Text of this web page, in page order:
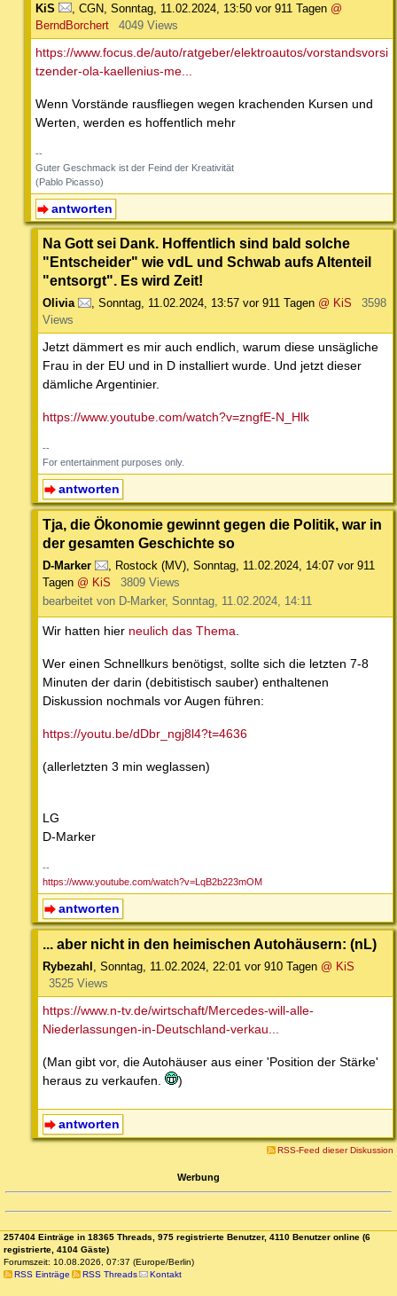
KiS CGN Sonntag, 11.02.2024, 13:50 vor 911 Tagen @
BerndBorchert
4049 Views
https://www.focus.de/auto/ratgeber/elektroautos/vorstandsvorsi
tzender-ola-kaellenius-me...
Wenn Vorstände rausfliegen wegen krachenden Kursen und
Werten, werden es hoffentlich mehr
--
Guter Geschmack ist der Feind der Kreativität
(Pablo Picasso)
antworten
Na Gott sei Dank. Hoffentlich sind bald solche
"Entscheider" wie vdL und Schwab aufs Altenteil
"entsorgt". Es wird Zeit!
Olivia , Sonntag, 11.02.2024, 13:57 vor 911 Tagen @ KiS
3598
Views
Jetzt dämmert es mir auch endlich, warum diese unsägliche
Frau in der EU und in D installiert wurde. Und jetzt dieser
dämliche Argentinier.
https://www.youtube.com/watch?v=zngfE-N_Hlk
--
For entertainment purposes only.
antworten
Tja, die Ökonomie gewinnt gegen die Politik, war in
der gesamten Geschichte so
D-Marker , Rostock (MV), Sonntag, 11.02.2024, 14:07 vor 911
Tagen @ KiS
3809 Views
bearbeitet von D-Marker, Sonntag, 11.02.2024, 14:11
Wir hatten hier neulich das Thema.
Wer einen Schnellkurs benötigst, sollte sich die letzten 7-8
Minuten der darin (debitistisch sauber) enthaltenen
Diskussion nochmals vor Augen führen:
https://youtu.be/dDbr_ngj8l4?t=4636
(allerletzten 3 min weglassen)
LG
D-Marker
--
https://www.youtube.com/watch?v=LqB2b223mOM
antworten
... aber nicht in den heimischen Autohäusern: (nL)
Rybezahl , Sonntag, 11.02.2024, 22:01 vor 910 Tagen @ KiS
3525 Views
https://www.n-tv.de/wirtschaft/Mercedes-will-alle-
Niederlassungen-in-Deutschland-verkau...
(Man gibt vor, die Autohäuser aus einer 'Position der Stärke'
heraus zu verkaufen.
)
antworten
RSS-Feed dieser Diskussion
Werbung
257404 Einträge in 18365 Threads, 975 registrierte Benutzer, 4110 Benutzer online (6
registrierte, 4104 Gäste)
Forumszeit: 10.08.2026, 07:37 (Europe/Berlin)
RSS Einträge
RSS Threads Kontakt